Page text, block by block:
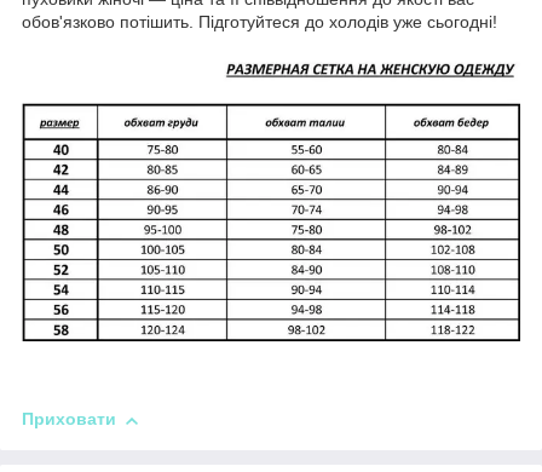
обов'язково потішить. Підготуйтеся до холодів уже сьогодні!
Приховати